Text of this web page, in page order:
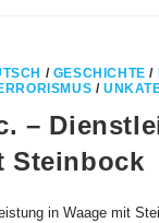
/ GESCHICHTE /
/
–
Steinbock
in Waage mit